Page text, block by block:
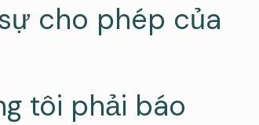
cho phép của
tôi phải báo